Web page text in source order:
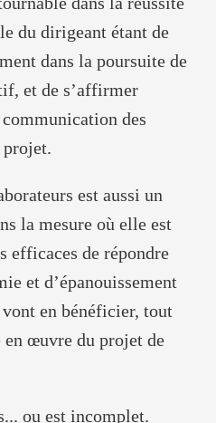
du dirigeant étant de
dans la poursuite de
et de s’affirmer
des
projet.
est aussi un
la mesure où elle est
efficaces de répondre
et d’épanouissement
en bénéficier, tout
œuvre du projet de
ou est incomplet.